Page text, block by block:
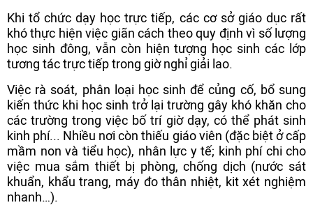
Khi tổ chức dạy học trực tiếp, các cơ sở giáo dục rất
khó thực hiện việc giãn cách theo quy định vì số lượng
học sinh đông, vẫn còn hiện tượng học sinh các lớp
tương tác trực tiếp trong giờ nghỉ giải lao.
Việc rà soát, phân loại học sinh để củng cố, bổ sung
kiến thức khi học sinh trở lại trường gây khó khăn cho
các trường trong việc bố trí giờ dạy, có thể phát sinh
kinh phí... Nhiều nơi còn thiếu giáo viên (đặc biệt ở cấp
mầm non và tiểu học), nhân lực y tế; kinh phí chi cho
việc mua sắm thiết bị phòng, chống dịch (nước sát
khuẩn, khẩu trang, máy đo thân nhiệt, kit xét nghiệm
nhanh…).